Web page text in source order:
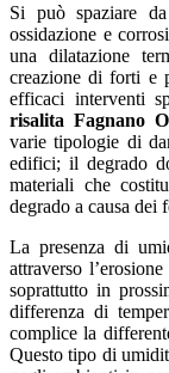
Si può spaziare
ossidazione e
una dilatazione
creazione di forti e
efficaci interventi
risalita Fagnano
varie tipologie di
edifici; il degrado
materiali che
degrado a causa dei
La presenza di
attraverso
soprattutto in
differenza di
complice la
Questo tipo di